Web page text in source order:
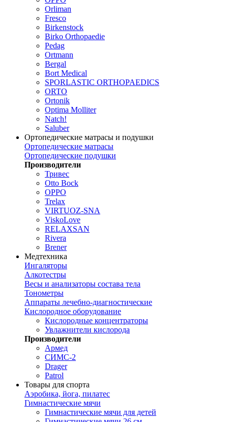
Orliman
Fresco
Birkenstock
Birko Orthopaedie
Pedag
Ortmann
Bergal
Bort Medical
SPORLASTIC ORTHOPAEDICS
ORTO
Ortonik
Optima Molliter
Natch!
Saluber
Ортопедические матрасы и подушки
Ортопедические матрасы
Ортопедические подушки
Производители
Тривес
Otto Bock
OPPO
Trelax
VIRTUOZ-SNA
ViskoLove
RELAXSAN
Rivera
Brener
Медтехника
Ингаляторы
Алкотестры
Весы и анализаторы состава тела
Тонометры
Аппараты лечебно-диагностические
Кислородное оборудование
Кислородные концентраторы
Увлажнители кислорода
Производители
Армед
СИМС-2
Drager
Patrol
Товары для спорта
Аэробика, йога, пилатес
Гимнастические мячи
Гимнастические мячи для детей